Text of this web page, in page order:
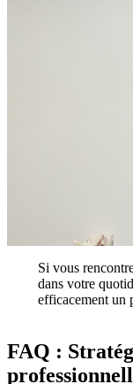
Si vous
dans votre
efficacement un
FAQ :